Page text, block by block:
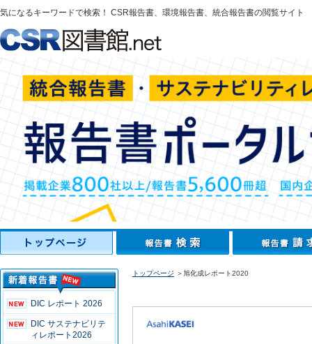
気になるキーワードで検索！ CSR報告書、環境報告書、統合報告書の閲覧サイト
DIC レポート 2026
DIC サステナビリテ
ィレポート2026
トップページ ＞旭化成レポート2020